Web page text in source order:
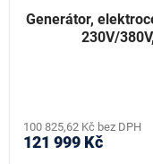
Generátor,
230V/
100 825,62 Kč bez DPH
121 999 Kč